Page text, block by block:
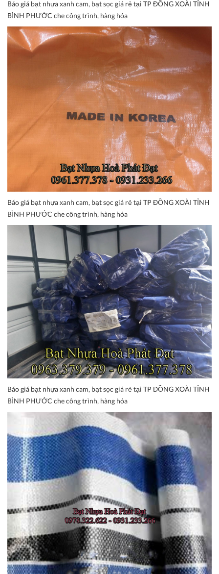
Báo giá bạt nhựa xanh cam, bạt sọc giá rẻ tại TP ĐỒNG XOÀI TỈNH
BÌNH PHƯỚC che công trình, hàng hóa
Báo giá bạt nhựa xanh cam, bạt sọc giá rẻ tại TP ĐỒNG XOÀI TỈNH
BÌNH PHƯỚC che công trình, hàng hóa
Báo giá bạt nhựa xanh cam, bạt sọc giá rẻ tại TP ĐỒNG XOÀI TỈNH
BÌNH PHƯỚC che công trình, hàng hóa